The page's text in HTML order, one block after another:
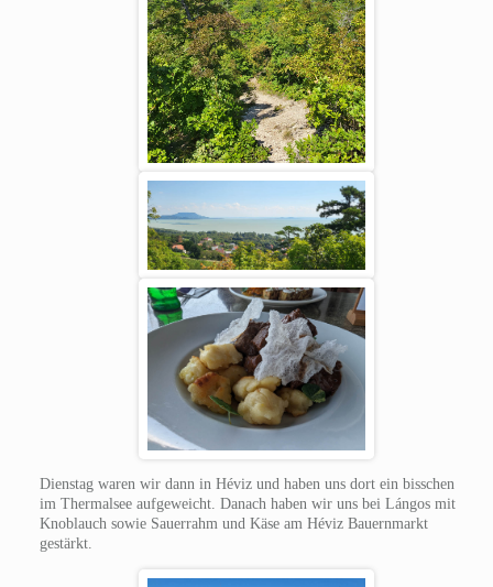
Dienstag waren wir dann in Héviz und haben uns dort ein bisschen
im Thermalsee aufgeweicht. Danach haben wir uns bei Lángos mit
Knoblauch sowie Sauerrahm und Käse am Héviz Bauernmarkt
gestärkt.